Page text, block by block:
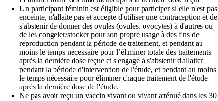
Un participant féminin est éligible pour participer si elle n'est pas
enceinte, n'allaite pas et accepte d'utiliser une contraception et de
s'abstenir de donner des ovules (ovules, ovocytes) à d'autres ou
de les congeler/stocker pour son propre usage à des fins de
reproduction pendant la période de traitement, et pendant au
moins le temps nécessaire pour l’éliminer totale des traitements
après la dernière dose reçue et s'engage à s'abstenir d'allaiter
pendant la période d'intervention de l'étude, et pendant au moins
le temps nécessaire pour éliminer chaque traitement de l'étude
après la dernière dose de l'étude.
Ne pas avoir reçu un vaccin vivant ou vivant atténué dans les 30